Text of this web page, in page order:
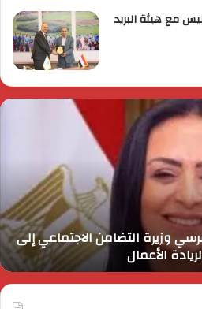
مع هيئة البريد
وزيرة التضامن الاجتماعي إلى
الأعمال